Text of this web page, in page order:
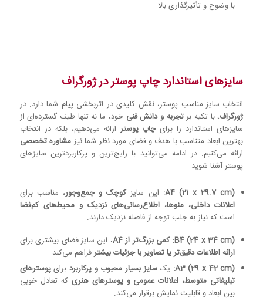
با وضوح و تأثیرگذاری بالا.
سایزهای استاندارد چاپ پوستر در ژورگراف
انتخاب سایز مناسب پوستر، نقش کلیدی در اثربخشی پیام شما دارد. در
ژورگراف، با تکیه برتجربه و دانش فنی خود، ما نه تنها طیف گسترده‌ای از
سایزهای استاندارد را برایچاپ پوسترارائه می‌دهیم، بلکه در انتخاب
بهترین ابعاد متناسب با هدف و فضای مورد نظر شما نیز مشاوره تخصصی
ارائه می‌کنیم. در ادامه می‌توانید با رایج‌ترین و پرکاربردترین سایزهای
پوستر آشنا شوید:
A4 (21 x 29.7 cm): این سایزکوچک و جمع‌وجور، مناسب برای
اعلانات داخلی، منوها، اطلاع‌رسانی‌های نزدیک و محیط‌های کم‌فضا
است که نیاز به جلب توجه از فاصله نزدیک دارند.
B4 (24 x 34 cm): کمی بزرگ‌تر از A4
، این سایز فضای بیشتری برای
ارائه اطلاعات دقیق‌تر یا تصاویر با جزئیات بیشترفراهم می‌کند.
A3 (29 x 42 cm): یکسایز بسیار محبوب و پرکاربرد برایپوسترهای
تبلیغاتی متوسط، اعلانات عمومی و پوسترهای هنری که تعادل خوبی
بین ابعاد و قابلیت نمایش برقرار می‌کند.